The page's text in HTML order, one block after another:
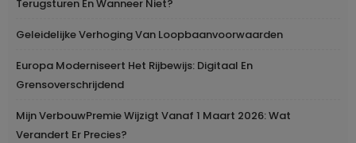
Terugsturen En Wanneer Niet?
Geleidelijke Verhoging Van Loopbaanvoorwaarden
Europa Moderniseert Het Rijbewijs: Digitaal En
Grensoverschrijdend
Mijn VerbouwPremie Wijzigt Vanaf 1 Maart 2026: Wat
Verandert Er Precies?